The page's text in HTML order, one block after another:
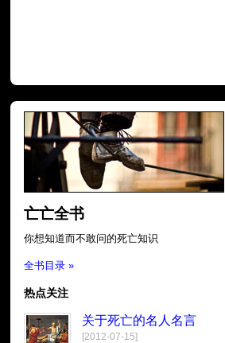
亡亡全书
你想知道而不敢问的死亡知识
全书目录 »
热点关注
关于死亡的名人名言
[2012-07-15]